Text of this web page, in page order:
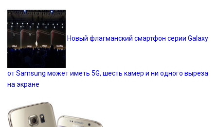
Новый флагманский смартфон серии Galaxy
от Samsung может иметь 5G, шесть камер и ни одного выреза
на экране